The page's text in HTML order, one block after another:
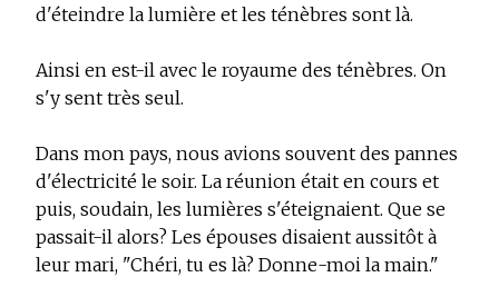
d'éteindre la lumière et les ténèbres sont là.
Ainsi en est-il avec le royaume des ténèbres. On
s'y sent très seul.
Dans mon pays, nous avions souvent des pannes
d'électricité le soir. La réunion était en cours et
puis, soudain, les lumières s'éteignaient. Que se
passait-il alors? Les épouses disaient aussitôt à
leur mari, "Chéri, tu es là? Donne-moi la main."